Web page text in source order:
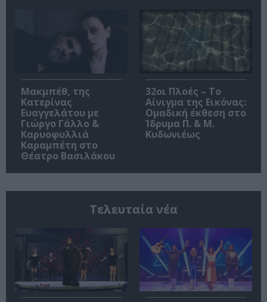
Μακμπέθ, της
Κατερίνας
Ευαγγελάτου με
Γιώργο Γάλλο &
Καρυοφυλλιά
Καραμπέτη στο
Θέατρο Βασιλάκου
32οι Πλοές – Το
Αίνιγμα της Εικόνας:
Ομαδική έκθεση στο
Ίδρυμα Π. & Μ.
Κυδωνιέως
Τελευταία νέα